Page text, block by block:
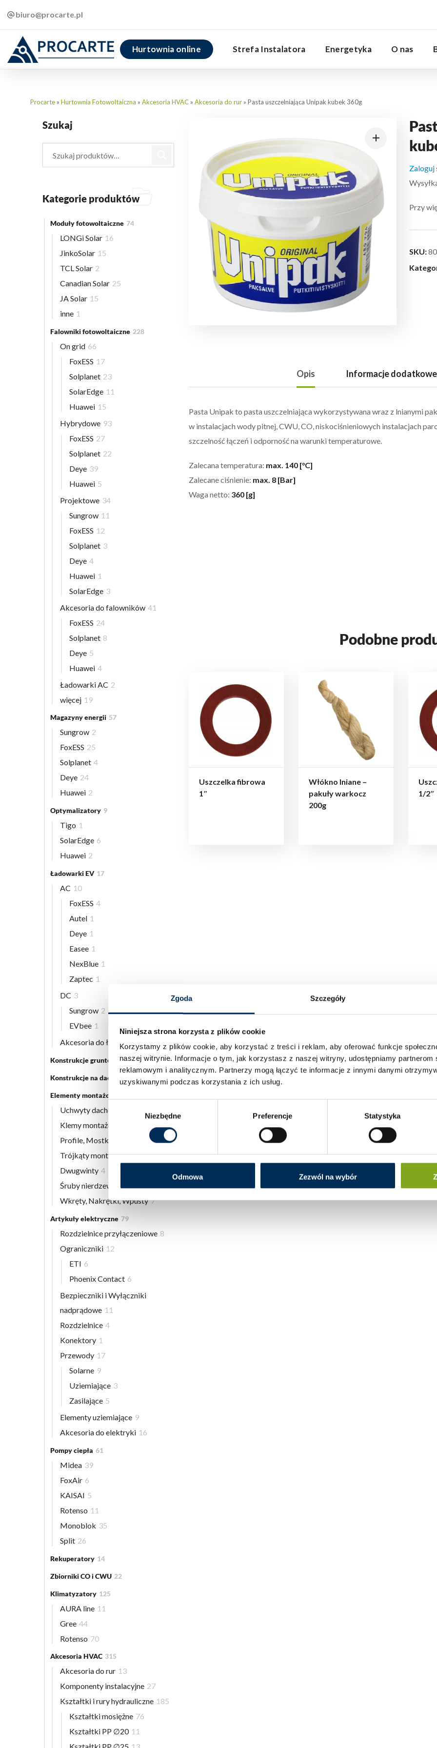
Zgoda Szczegóły
Niniejsza strona korzysta z plików cookie
Korzystamy z plików cookie, aby korzystać z treści i reklam, aby oferować funkcje
naszej witrynie. Informacje o tym, jak korzystasz z naszej witryny, udostępniamy partnerom
reklamowym i analitycznym. Partnerzy mogą łączyć te informacje z innymi danymi
uzyskiwanymi podczas korzystania z ich usług.
Niezbędne Preferencje Statystyka
Odmowa Zezwól na wybór
biuro@procarte.pl
Hurtownia online Strefa Instalatora Energetyka O nas
Procarte » Hurtownia Fotowoltaiczna » Akcesoria HVAC » Akcesoria do rur » Pasta uszczelniająca Unipak kubek 360g
Zaloguj
Przy
SKU:
Opis Informacje dodatkowe
Pasta Unipak to pasta uszczelniająca wykorzystywana wraz z lnianymi
w instalacjach wody pitnej, CWU, CO, niskociśnieniowych instalacjach
szczelność łączeń i odporność na warunki temperaturowe.
Zalecana temperatura: max. 140 [°C]
Zalecane ciśnienie: max. 8 [Bar]
Waga netto: 360 [g]
Podobne
Uszczelka fibrowa
1″
Włókno lniane –
pakuły warkocz
200g
1/2″
Szukaj
Kategorie produktów
Moduły fotowoltaiczne 74
LONGi Solar 16
JinkoSolar 15
TCL Solar 2
Canadian Solar 25
JA Solar 15
inne 1
Falowniki fotowoltaiczne 228
On grid 66
FoxESS 17
Solplanet 23
SolarEdge 11
Huawei 15
Hybrydowe 93
FoxESS 27
Solplanet 22
Deye 39
Huawei 5
Projektowe 34
Sungrow 11
FoxESS 12
Solplanet 3
Deye 4
Huawei 1
SolarEdge 3
Akcesoria do falowników 41
FoxESS 24
Solplanet 8
Deye 5
Huawei 4
Ładowarki AC 2
więcej 19
Magazyny energii 57
Sungrow 2
FoxESS 25
Solplanet 4
Deye 24
Huawei 2
Optymalizatory 9
Tigo 1
SolarEdge 6
Huawei 2
Ładowarki EV 17
AC 10
FoxESS 4
Autel 1
Deye 1
Easee 1
NexBlue 1
Zaptec 1
DC 3
Sungrow 2
EVbee 1
Akcesoria do ładowarek EV
Konstrukcje gruntowe 5
Konstrukcje na dach płaski 3
Elementy montażowe
Uchwyty dachowe
Klemy montażowe
Profile, Mostki
Trójkąty montażowe 3
Dwugwinty 4
Śruby nierdzewne
Wkręty, Nakrętki, Wpusty 7
Artykuły elektryczne 79
Rozdzielnice przyłączeniowe 8
Ograniczniki 12
ETI 6
Phoenix Contact 6
Bezpieczniki i Wyłączniki
nadprądowe 11
Rozdzielnice 4
Konektory 1
Przewody 17
Solarne 9
Uziemiające 3
Zasilające 5
Elementy uziemiające 9
Akcesoria do elektryki 16
Pompy ciepła 61
Midea 39
FoxAir 6
KAISAI 5
Rotenso 11
Monoblok 35
Split 26
Rekuperatory 14
Zbiorniki CO i CWU 22
Klimatyzatory 125
AURA line 11
Gree 44
Rotenso 70
Akcesoria HVAC 315
Akcesoria do rur 13
Komponenty instalacyjne 27
Kształtki i rury hydrauliczne 185
Kształtki mosiężne 76
Kształtki PP ∅20 11